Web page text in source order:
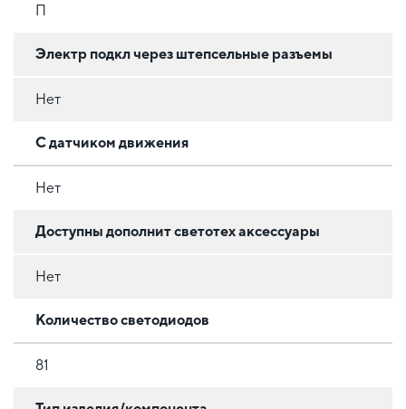
П
Электр подкл через штепсельные разъемы
Нет
С датчиком движения
Нет
Доступны дополнит светотех аксессуары
Нет
Количество светодиодов
81